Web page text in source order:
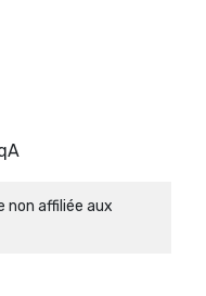
non affiliée aux